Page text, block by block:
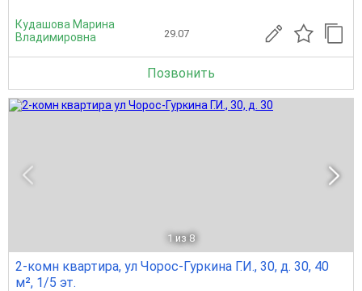
Кудашова Марина
Владимировна
29.07
Позвонить
1 из 8
2-комн квартира, ул Чорос-Гуркина Г.И., 30, д. 30, 40
м², 1/5 эт.